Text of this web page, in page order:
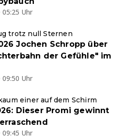
05:25 Uhr
trotz null Sternen
Jochen Schropp über
der Gefühle" im
09:50 Uhr
einer auf dem Schirm
Dieser Promi gewinnt
09:45 Uhr